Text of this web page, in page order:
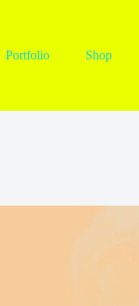
Portfolio Shop